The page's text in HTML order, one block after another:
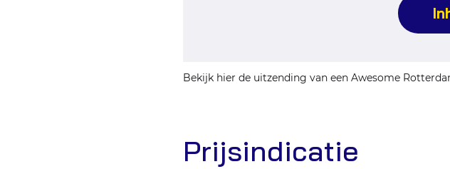
Bekijk hier de uitzending van een Awesome
Prijsindicatie